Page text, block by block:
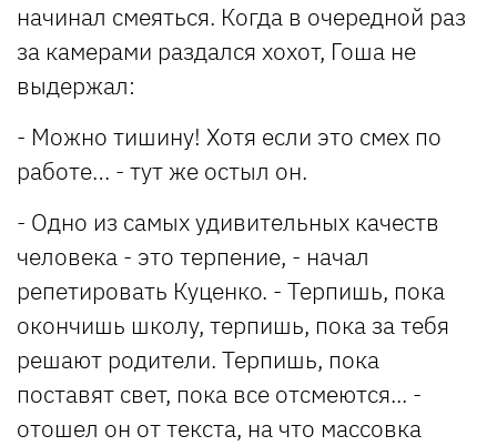
начинал смеяться. Когда в очередной раз
за камерами раздался хохот, Гоша не
выдержал:
- Можно тишину! Хотя если это смех по
работе… - тут же остыл он.
- Одно из самых удивительных качеств
человека - это терпение, - начал
репетировать Куценко. - Терпишь, пока
окончишь школу, терпишь, пока за тебя
решают родители. Терпишь, пока
поставят свет, пока все отсмеются... -
отошел он от текста, на что массовка